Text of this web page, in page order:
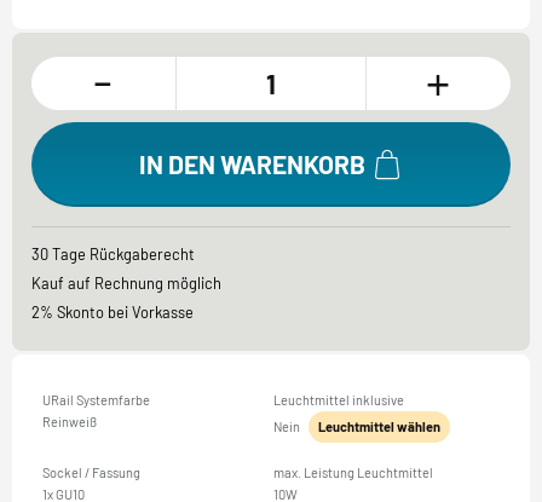
- +
IN DEN WARENKORB
30 Tage Rückgaberecht
Kauf auf Rechnung möglich
2% Skonto bei Vorkasse
URail Systemfarbe
Reinweiß
Leuchtmittel inklusive
Nein
Leuchtmittel wählen
Sockel / Fassung
1x GU10
max. Leistung Leuchtmittel
10W